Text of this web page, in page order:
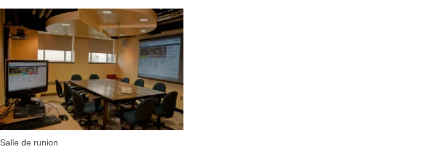
Salle de runion